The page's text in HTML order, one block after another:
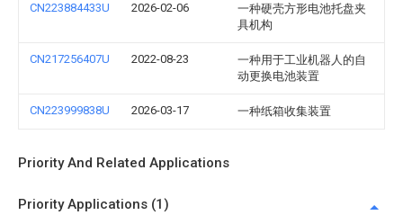
CN223884433U 2026-02-06
一种硬壳方形电池托盘夹
具机构
CN217256407U 2022-08-23
一种用于工业机器人的自
动更换电池装置
CN223999838U 2026-03-17 一种纸箱收集装置
Priority And Related Applications
Priority Applications (1)